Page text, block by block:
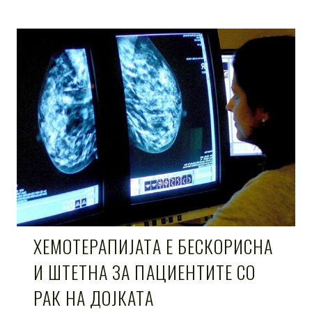
ХЕМОТЕРАПИЈАТА Е БЕСКОРИСНА
И ШТЕТНА ЗА ПАЦИЕНТИТЕ СО
РАК НА ДОЈКАТА